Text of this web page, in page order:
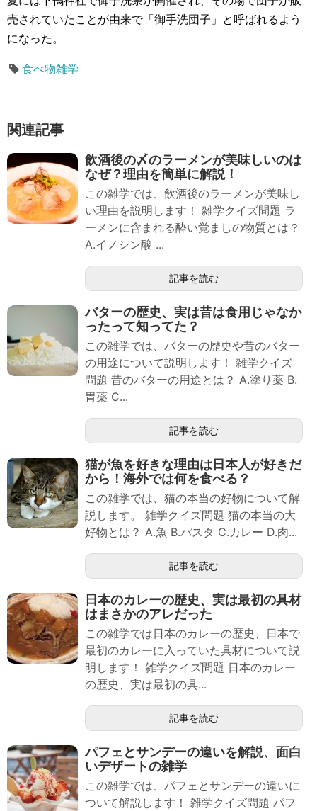
売されていたことが由来で「御手洗団子」と呼ばれるよう
になった。
食べ物雑学
関連記事
飲酒後の〆のラーメンが美味しいのは
なぜ？理由を簡単に解説！
この雑学では、飲酒後のラーメンが美味し
い理由を説明します！ 雑学クイズ問題 ラ
ーメンに含まれる酔い覚ましの物質とは？
A.イノシン酸 ...
記事を読む
バターの歴史、実は昔は食用じゃなか
ったって知ってた？
この雑学では、バターの歴史や昔のバター
の用途について説明します！ 雑学クイズ
問題 昔のバターの用途とは？ A.塗り薬 B.
胃薬 C...
記事を読む
猫が魚を好きな理由は日本人が好きだ
から！海外では何を食べる？
この雑学では、猫の本当の好物について解
説します。 雑学クイズ問題 猫の本当の大
好物とは？ A.魚 B.パスタ C.カレー D.肉...
記事を読む
日本のカレーの歴史、実は最初の具材
はまさかのアレだった
この雑学では日本のカレーの歴史、日本で
最初のカレーに入っていた具材について説
明します！ 雑学クイズ問題 日本のカレー
の歴史、実は最初の具...
記事を読む
パフェとサンデーの違いを解説、面白
いデザートの雑学
この雑学では、パフェとサンデーの違いに
ついて解説します！ 雑学クイズ問題 パフ